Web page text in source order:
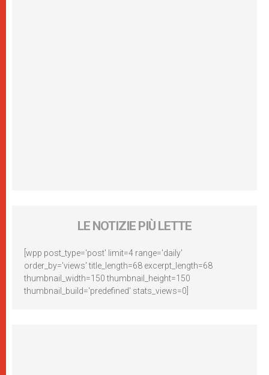
LE NOTIZIE PIÙ LETTE
[wpp post_type='post' limit=4 range='daily'
order_by='views' title_length=68 excerpt_length=68
thumbnail_width=150 thumbnail_height=150
thumbnail_build='predefined' stats_views=0]